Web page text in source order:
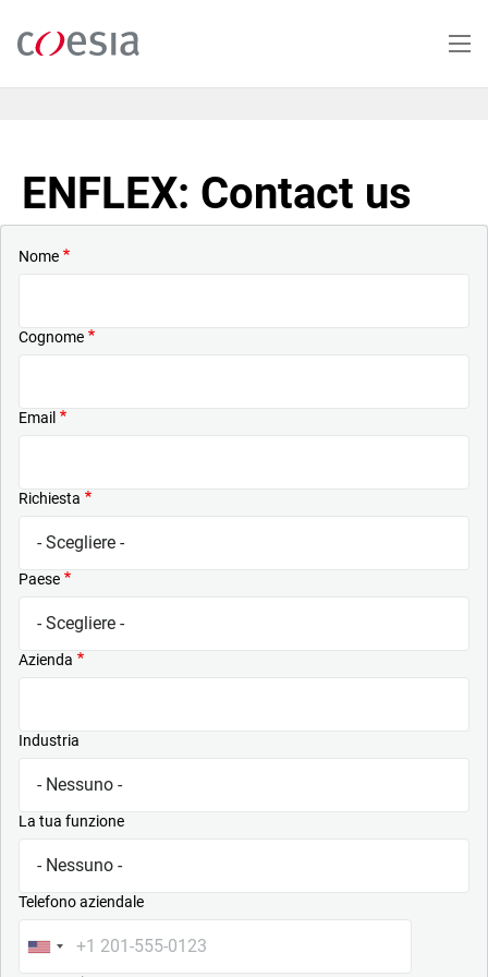
contenuto
ENFLEX: Contact us
Nome
Cognome
Email
Richiesta
Paese
Azienda
Industria
La tua funzione
Telefono aziendale